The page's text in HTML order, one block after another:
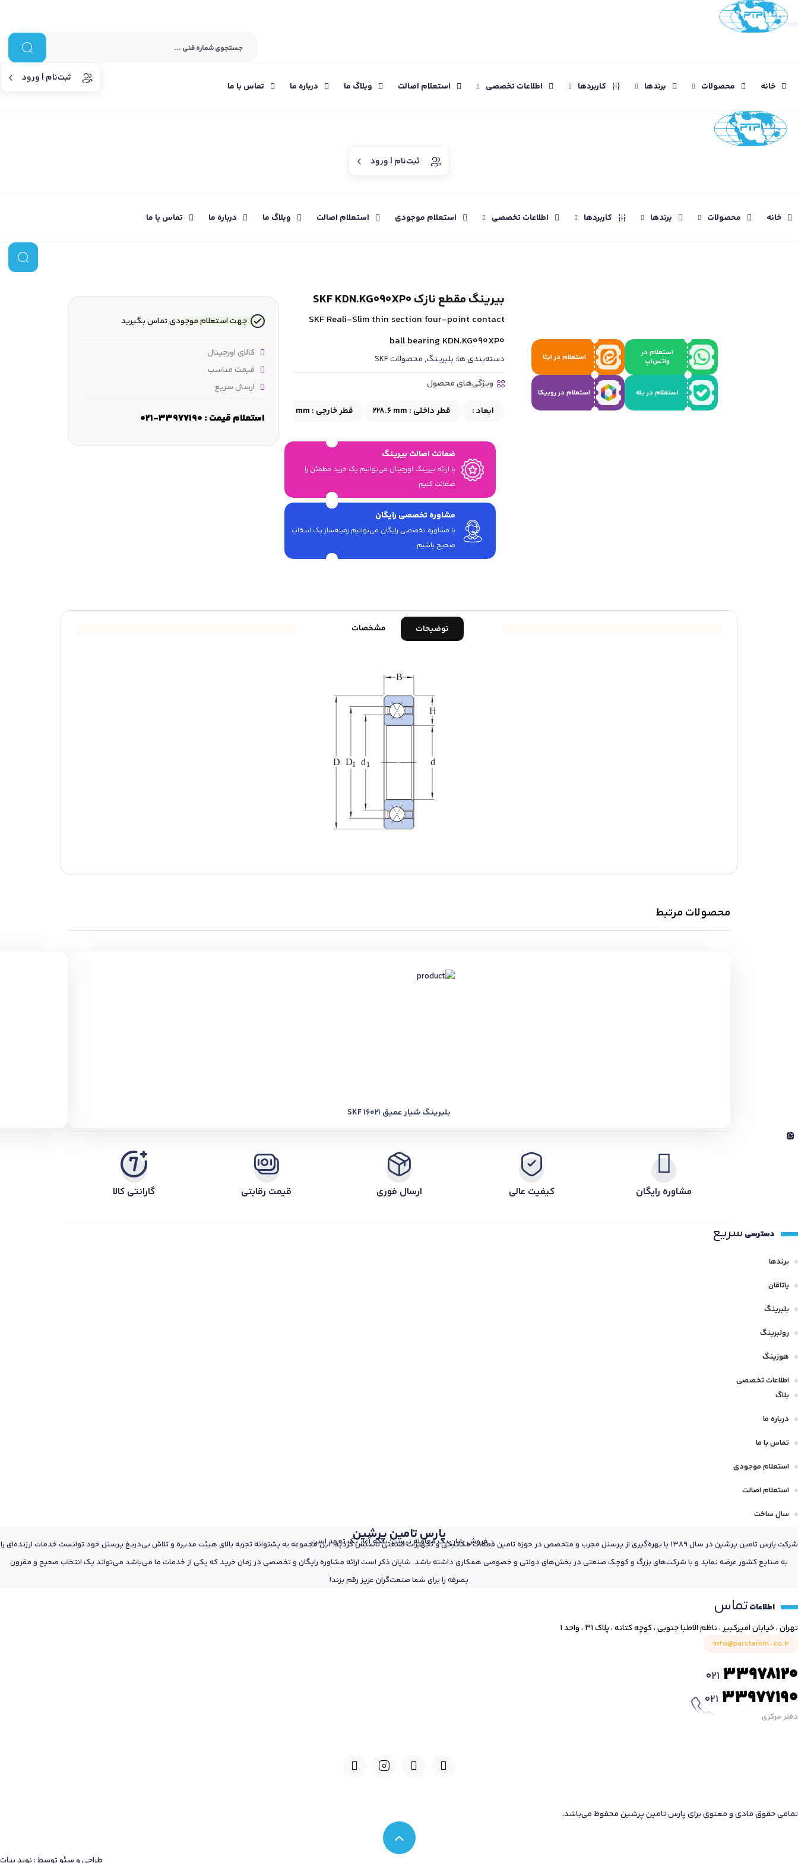
ثبت‌نام | ورود
خانه محصولات برندها کاربردها اطلاعات تخصصی استعلام اصالت وبلاگ ما درباره ما تماس با ما
ثبت‌نام | ورود
خانه محصولات برندها کاربردها اطلاعات تخصصی استعلام موجودی استعلام اصالت وبلاگ ما درباره ما تماس با ما
استعلام در
واتس‌اپ
استعلام در ایتا
استعلام در بله استعلام در روبیکا
بیرینگ مقطع نازک SKF KDN.KG090XP0
SKF Reali-Slim thin section four-point contact
ball bearing KDN.KG090XP0
دسته‌بندی ها: بلبرینگ,محصولات SKF
ویژگی‌های محصول
ابعاد : قطر داخلی : 228.6 mm قطر خارجی : 279.4 mm مقطع شعاعی :
ضمانت اصالت بیرینگ
با ارائه بیرینگ اورجینال می‎‌توانیم یک خرید مطمئن را
ضمانت کنیم.
مشاوره تخصصی رایگان
با مشاوره تخصصی رایگان می‌توانیم زمینه‌ساز یک انتخاب
صحیح باشیم.
جهت استعلام موجودی تماس بگیرید
کالای اورجینال
قیمت مناسب
ارسال سریع
استعلام قیمت : 33977190-021
توضیحات مشخصات
محصولات مرتبط
بلبرینگ شیار عمیق SKF 16021
مشاوره رایگان کیفیت عالی ارسال فوری قیمت رقابتی گارانتی کالا
دسترسی سریع
برندها
یاتاقان
بلبرینگ
رولبرینگ
هوزینگ
اطلاعات تخصصی
بلاگ
درباره ما
تماس با ما
استعلام موجودی
استعلام اصالت
سال ساخت
پارس تامین پرشین
فروش پایان یک معامله نیست؛ بلکه آغاز یک تعهد است
شرکت پارس تامین پرشین در سال 1389 با بهره‌گیری از پرسنل مجرب و متخصص در حوزه تامین قطعات مکانیکی و تجهیزات صنعتی تاسیس گردید. این مجموعه به پشتوانه تجربه بالای هیئت مدیره و تلاش بی‌دریغ پرسنل خود توانست خدمات ارزنده‌ای را
به صنایع کشور عرضه نماید و با شرکت‌های بزرگ و کوچک صنعتی در بخش‌های دولتی و خصوصی همکاری داشته باشد. شایان ذکر است ارائه مشاوره رایگان و تخصصی در زمان خرید که یکی از خدمات ما می‌باشد می‌تواند یک انتخاب صحیح و مقرون
بصرفه را برای شما صنعت‌گران عزیز رقم بزند!
اطلاعاتتماس
تهران ، خیابان امیرکبیر ، ناظم الاطبا جنوبی ، کوچه کتانه ، پلاک ۳۱ ، واحد ۱
info@parstamin-co.ir
021 33978120
021 33977190
دفتر مرکزی
تمامی حقوق مادی و معنوی برای پارس تامین پرشین محفوظ می‌باشد.